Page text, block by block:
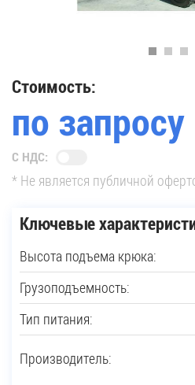
Купить новую технику
Сферы применения
Запчасти
Услуги
О компании
Ключевые
Высота подъема крюка:
Грузоподъемность:
Тип питания:
Производитель:
Стоимость:
по запросу
С НДС:
* Не является публичной